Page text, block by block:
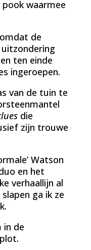
waarmee
de
ten einde
ingeroepen.
van de tuin te
die
zijn trouwe
Watson
en het
verhaallijn al
ga ik ze
in de